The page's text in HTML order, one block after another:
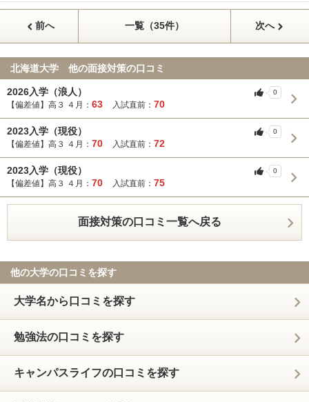
前へ 一覧（35件） 次へ
北海道大学 他の面接対策の口コミ
2026入学（浪人）
【偏差値】高３ ４月： 63 入試直前： 70
0
2023入学（現役）
【偏差値】高３ ４月： 70 入試直前： 72
0
2023入学（現役）
【偏差値】高３ ４月： 70 入試直前： 75
0
面接対策の口コミ一覧へ戻る
他の大学の口コミを探す
大学名から口コミを探す
勉強法の口コミを探す
キャンパスライフの口コミを探す